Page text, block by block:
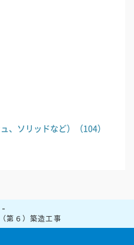
、ソリッドなど）
（104）
第６）築造工事